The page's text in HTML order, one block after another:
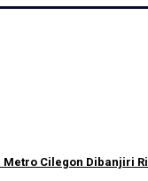
Cilegon Dibanjiri